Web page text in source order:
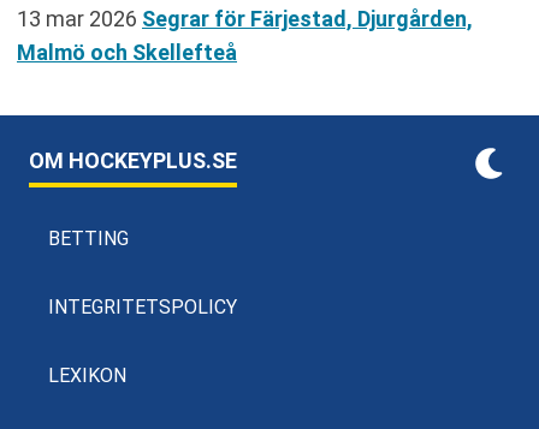
13 mar 2026 Segrar för Färjestad, Djurgården,
Malmö och Skellefteå
OM HOCKEYPLUS.SE
BETTING
INTEGRITETSPOLICY
LEXIKON